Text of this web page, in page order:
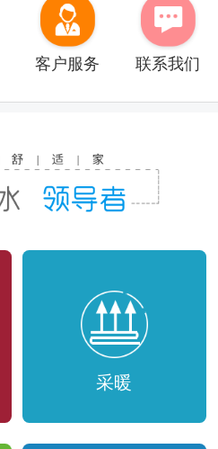
客户服务 联系我们
采暖